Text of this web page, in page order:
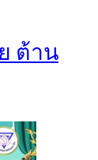
ต้าน